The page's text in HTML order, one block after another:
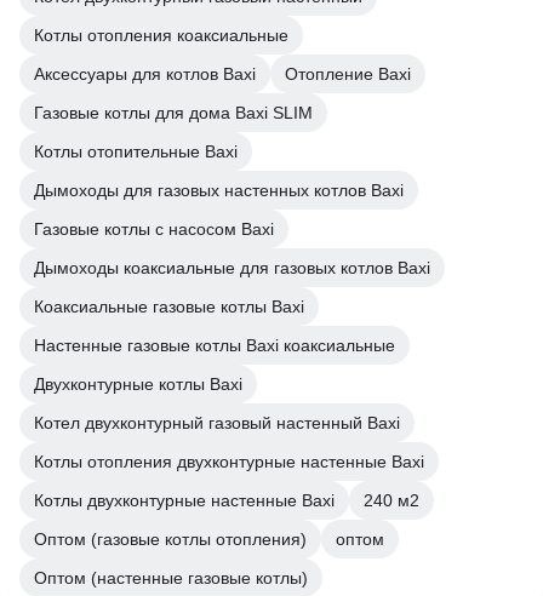
Котлы отопления коаксиальные
Аксессуары для котлов Baxi
Отопление Baxi
Газовые котлы для дома Baxi SLIM
Котлы отопительные Baxi
Дымоходы для газовых настенных котлов Baxi
Газовые котлы с насосом Baxi
Дымоходы коаксиальные для газовых котлов Baxi
Коаксиальные газовые котлы Baxi
Настенные газовые котлы Baxi коаксиальные
Двухконтурные котлы Baxi
Котел двухконтурный газовый настенный Baxi
Котлы отопления двухконтурные настенные Baxi
Котлы двухконтурные настенные Baxi
240 м2
Оптом (газовые котлы отопления)
оптом
Оптом (настенные газовые котлы)